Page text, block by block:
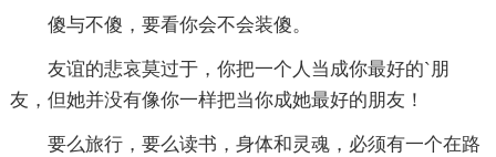
傻与不傻，要看你会不会装傻。
友谊的悲哀莫过于，你把一个人当成你最好的`朋
友，但她并没有像你一样把当你成她最好的朋友！
要么旅行，要么读书，身体和灵魂，必须有一个在路